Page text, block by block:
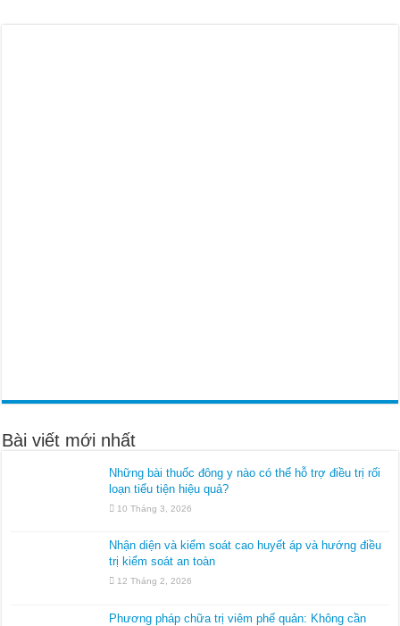
Bài viết mới nhất
Những bài thuốc đông y nào có thể hỗ trợ điều trị rối
loạn tiểu tiện hiệu quả?
10 Tháng 3, 2026
Nhận diện và kiểm soát cao huyết áp và hướng điều
trị kiểm soát an toàn
12 Tháng 2, 2026
Phương pháp chữa trị viêm phế quản: Không cần